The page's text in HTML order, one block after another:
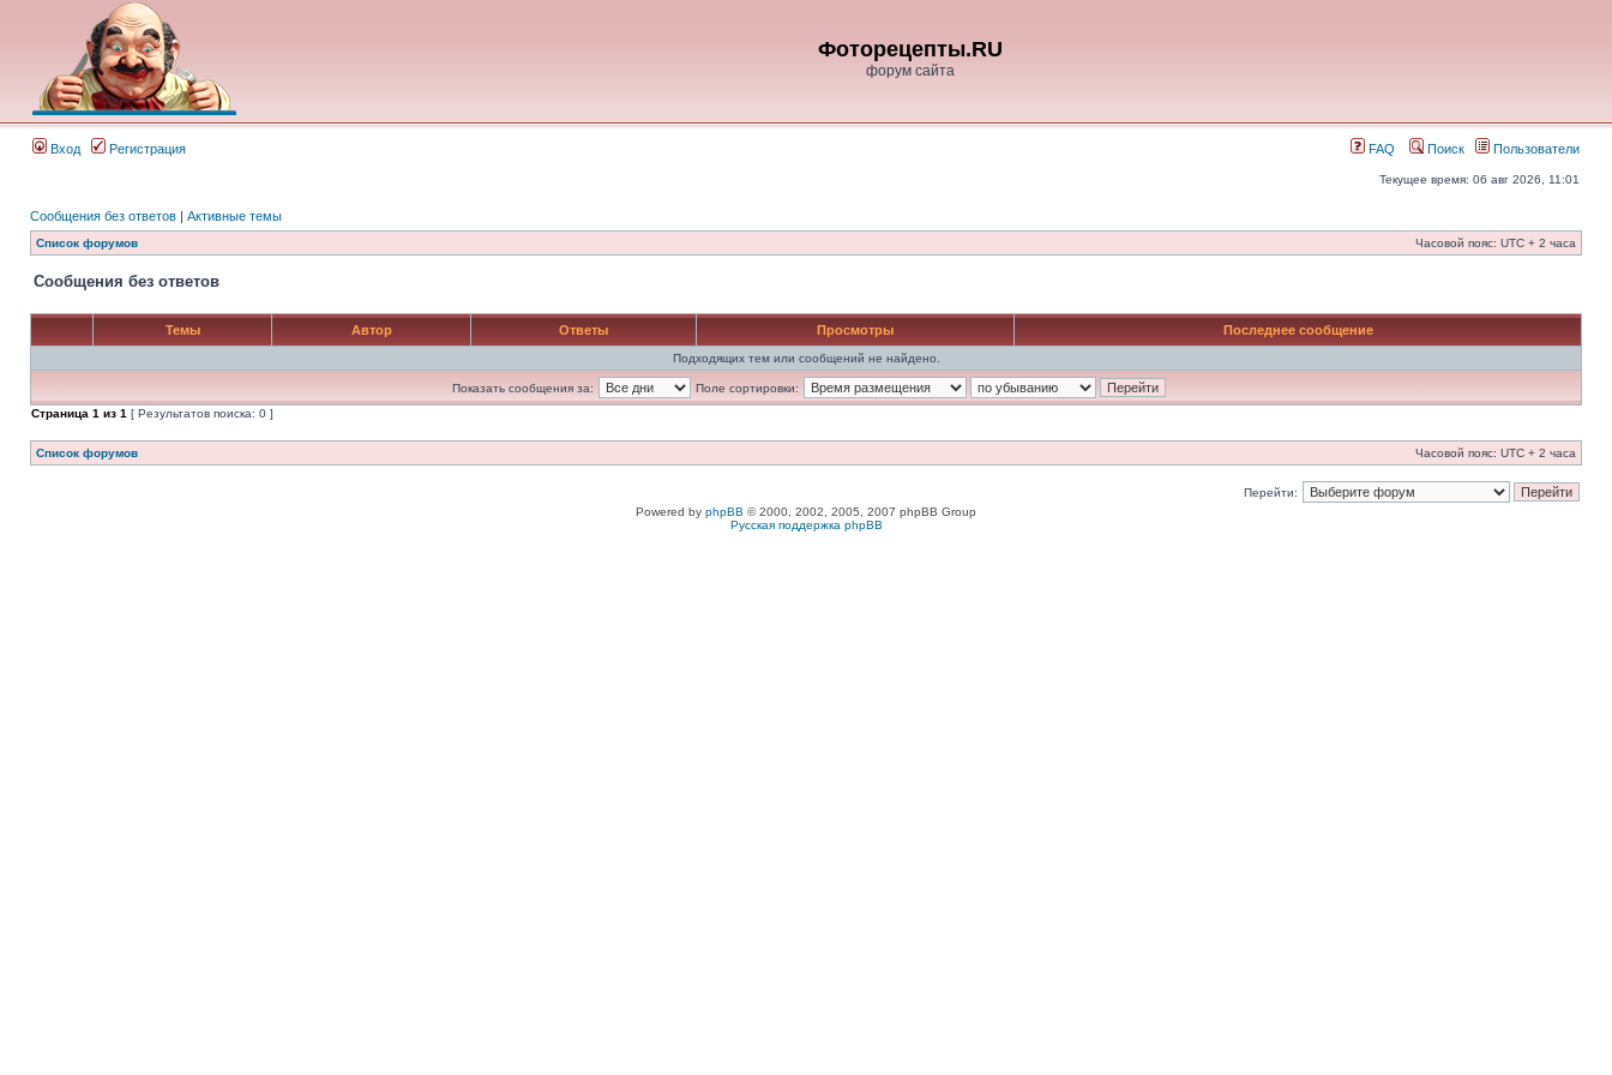
Фоторецепты.RU
форум сайта
Вход Регистрация FAQ Поиск Пользователи
Текущее время: 06 авг 2026, 11:01
Сообщения без ответов | Активные темы
Список форумов Часовой пояс: UTC + 2 часа
Сообщения без ответов
Темы Автор Ответы Просмотры Последнее сообщение
Подходящих тем или сообщений не найдено.
Показать сообщения за:
Поле сортировки:
Страница 1 из 1 [ Результатов поиска: 0 ]
Список форумов Часовой пояс: UTC + 2 часа
Перейти:
Powered by phpBB © 2000, 2002, 2005, 2007 phpBB Group
Русская поддержка phpBB